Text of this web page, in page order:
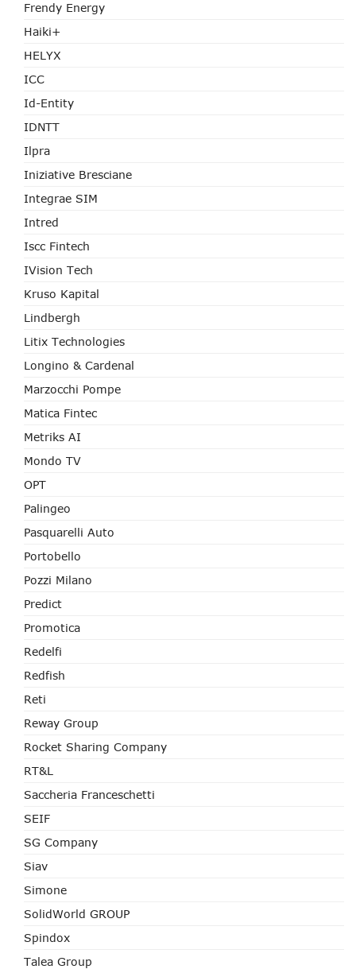
Frendy Energy
Haiki+
HELYX
ICC
Id-Entity
IDNTT
Ilpra
Iniziative Bresciane
Integrae SIM
Intred
Iscc Fintech
IVision Tech
Kruso Kapital
Lindbergh
Litix Technologies
Longino & Cardenal
Marzocchi Pompe
Matica Fintec
Metriks AI
Mondo TV
OPT
Palingeo
Pasquarelli Auto
Portobello
Pozzi Milano
Predict
Promotica
Redelfi
Redfish
Reti
Reway Group
Rocket Sharing Company
RT&L
Saccheria Franceschetti
SEIF
SG Company
Siav
Simone
SolidWorld GROUP
Spindox
Talea Group